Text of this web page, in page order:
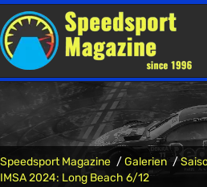
Speedsport Magazine Galerien
IMSA 2024: Long Beach 6/12